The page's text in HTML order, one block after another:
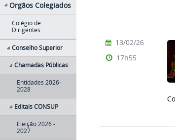
Orgãos Colegiados
Colégio de
Dirigentes
Conselho Superior
Chamadas Públicas
Entidades 2026-
2028
Editais CONSUP
Eleição 2026 -
2027
13/02/26
17h55